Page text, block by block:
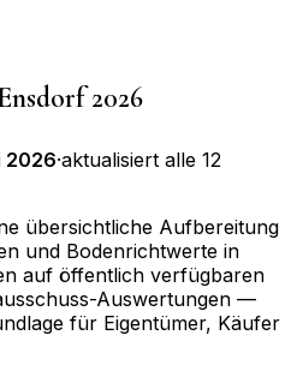
2026
2026·aktualisiert alle 12
übersichtliche Aufbereitung
und Bodenrichtwerte in
auf öffentlich verfügbaren
Auswertungen —
für Eigentümer, Käufer